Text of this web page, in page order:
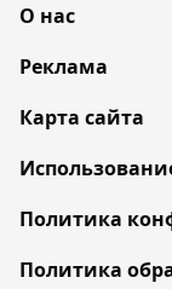
О нас
Реклама
Карта сайта
Политика
Политика